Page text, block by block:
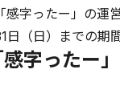
字ったー」の
（日）までの期
字ったー